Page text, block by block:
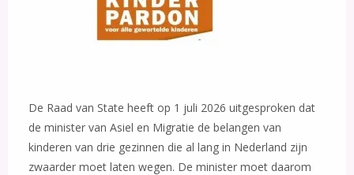
De Raad van State heeft op 1 juli 2026 uitgesproken dat
de minister van Asiel en Migratie de belangen van
kinderen van drie gezinnen die al lang in Nederland zijn
zwaarder moet laten wegen. De minister moet daarom